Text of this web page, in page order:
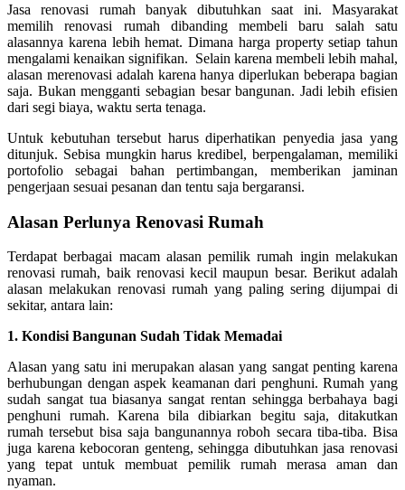
Jasa renovasi rumah banyak dibutuhkan saat ini. Masyarakat
memilih renovasi rumah dibanding membeli baru salah satu
alasannya karena lebih hemat. Dimana harga property setiap tahun
mengalami kenaikan signifikan. Selain karena membeli lebih mahal,
alasan merenovasi adalah karena hanya diperlukan beberapa bagian
saja. Bukan mengganti sebagian besar bangunan. Jadi lebih efisien
dari segi biaya, waktu serta tenaga.
Untuk kebutuhan tersebut harus diperhatikan penyedia jasa yang
ditunjuk. Sebisa mungkin harus kredibel, berpengalaman, memiliki
portofolio sebagai bahan pertimbangan, memberikan jaminan
pengerjaan sesuai pesanan dan tentu saja bergaransi.
Alasan Perlunya Renovasi Rumah
Terdapat berbagai macam alasan pemilik rumah ingin melakukan
renovasi rumah, baik renovasi kecil maupun besar. Berikut adalah
alasan melakukan renovasi rumah yang paling sering dijumpai di
sekitar, antara lain:
1. Kondisi Bangunan Sudah Tidak Memadai
Alasan yang satu ini merupakan alasan yang sangat penting karena
berhubungan dengan aspek keamanan dari penghuni. Rumah yang
sudah sangat tua biasanya sangat rentan sehingga berbahaya bagi
penghuni rumah. Karena bila dibiarkan begitu saja, ditakutkan
rumah tersebut bisa saja bangunannya roboh secara tiba-tiba. Bisa
juga karena kebocoran genteng, sehingga dibutuhkan jasa renovasi
yang tepat untuk membuat pemilik rumah merasa aman dan
nyaman.